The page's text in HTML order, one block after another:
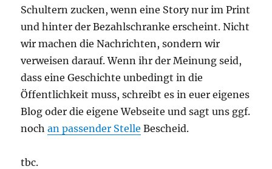
Schultern zucken, wenn eine Story nur im Print
und hinter der Bezahlschranke erscheint. Nicht
wir machen die Nachrichten, sondern wir
verweisen darauf. Wenn ihr der Meinung seid,
dass eine Geschichte unbedingt in die
Öffentlichkeit muss, schreibt es in euer eigenes
Blog oder die eigene Webseite und sagt uns ggf.
nochan passender Stelle Bescheid.
tbc.